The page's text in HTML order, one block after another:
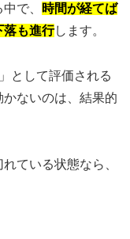
で、
時間が経てば
落も進行します。
として評価される
ないのは、結果的
ている状態なら、